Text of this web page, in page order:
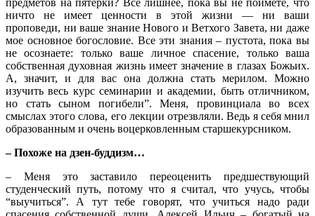
ничто не имеет ценности в этой жизни — ни ваши
проповеди, ни ваше знание Нового и Ветхого Завета, ни даже
мое основное богословие. Все эти знания – пустота, пока вы
не осознаете: только ваше личное спасение, только ваша
собственная духовная жизнь имеет значение в глазах Божьих.
А, значит, и для вас она должна стать мерилом. Можно
изучить весь курс семинарии и академии, быть отличником,
но стать сыном погибели”. Меня, провинциала во всех
смыслах этого слова, его лекции отрезвляли. Ведь я себя мнил
образованным и очень воцерковленным старшекурсником.
– Похоже на дзен-буддизм…
– Меня это заставило переоценить предшествующий
студенческий путь, потому что я считал, что учусь, чтобы
“выучиться”. А тут тебе говорят, что учиться надо ради